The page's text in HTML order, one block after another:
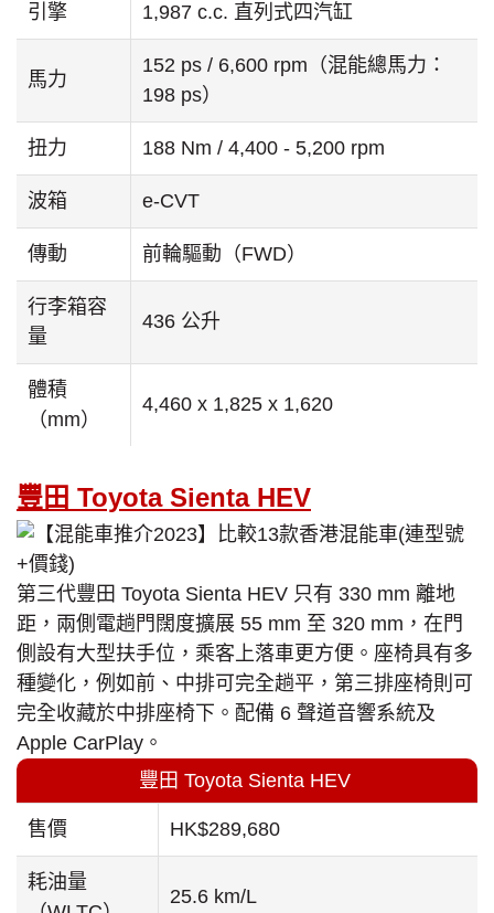
引擎 1,987 c.c. 直列式四汽缸
馬力
152 ps / 6,600 rpm（混能總馬力：
198 ps）
扭力 188 Nm / 4,400 - 5,200 rpm
波箱 e-CVT
傳動 前輪驅動（FWD）
行李箱容
量
436 公升
體積
（mm）
4,460 x 1,825 x 1,620
豐田 Toyota Sienta HEV
第三代豐田 Toyota Sienta HEV 只有 330 mm 離地
距，兩側電趟門闊度擴展 55 mm 至 320 mm，在門
側設有大型扶手位，乘客上落車更方便。座椅具有多
種變化，例如前、中排可完全趟平，第三排座椅則可
完全收藏於中排座椅下。配備 6 聲道音響系統及
Apple CarPlay。
豐田 Toyota Sienta HEV
售價 HK$289,680
耗油量
25.6 km/L